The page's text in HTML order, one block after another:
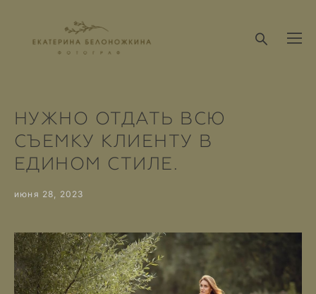
НУЖНО ОТДАТЬ ВСЮ
СЪЕМКУ КЛИЕНТУ В
ЕДИНОМ СТИЛЕ.
июня 28, 2023